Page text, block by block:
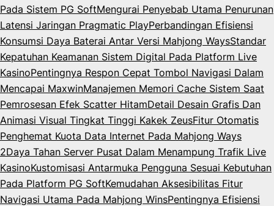
Pada Sistem PG SoftMengurai Penyebab Utama Penurunan
Latensi Jaringan Pragmatic PlayPerbandingan Efisiensi
Konsumsi Daya Baterai Antar Versi Mahjong WaysStandar
Kepatuhan Keamanan Sistem Digital Pada Platform Live
KasinoPentingnya Respon Cepat Tombol Navigasi Dalam
Mencapai MaxwinManajemen Memori Cache Sistem Saat
Pemrosesan Efek Scatter HitamDetail Desain Grafis Dan
Animasi Visual Tingkat Tinggi Kakek ZeusFitur Otomatis
Penghemat Kuota Data Internet Pada Mahjong Ways
2Daya Tahan Server Pusat Dalam Menampung Trafik Live
KasinoKustomisasi Antarmuka Pengguna Sesuai Kebutuhan
Pada Platform PG SoftKemudahan Aksesibilitas Fitur
Navigasi Utama Pada Mahjong WinsPentingnya Efisiensi